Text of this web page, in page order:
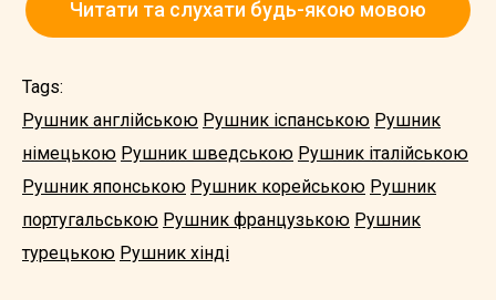
Читати та слухати будь-якою мовою
Tags:
Рушник англійською Рушник іспанською Рушник
німецькою Рушник шведською Рушник італійською
Рушник японською Рушник корейською Рушник
португальською Рушник французькою Рушник
турецькою Рушник хінді